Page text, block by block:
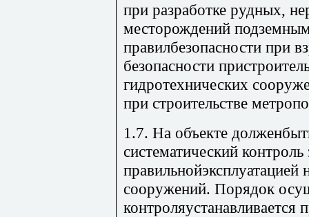
при разработке рудных,
месторождений
правилбезопасности при
безопасности
гидротехнических
при строительстве
1.7. На объекте
систематический
сооружений. Порядок